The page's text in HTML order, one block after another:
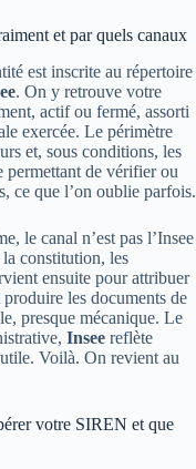
et par quels canaux
est inscrite au répertoire
. On y retrouve votre
actif ou fermé, assorti
exercée. Le périmètre
et, sous conditions, les
permettant de vérifier ou
ce que l’on oublie parfois.
le canal n’est pas l’Insee
constitution, les
ensuite pour attribuer
les documents de
presque mécanique. Le
Insee reflète
Voilà. On revient au
votre SIREN et que